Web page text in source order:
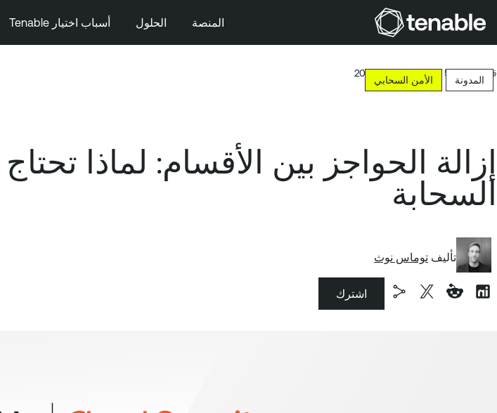
تخطَّ إلى المحتوى الرئيسي
تخطَّ إلى تذييل الصفحة
المنصة الحلول أسباب اختيار Tenable
قراءة لمدة 5 دقائق 9 سبتمبر 2025
المدونة الأمن السحابي
إزالة الحواجز بين الأقسام: لماذا
السحابة
تأليف توماس نوث
اشترك